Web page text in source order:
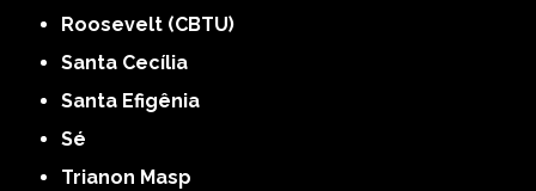
Roosevelt (CBTU)
Santa Cecília
Santa Efigênia
Sé
Trianon Masp